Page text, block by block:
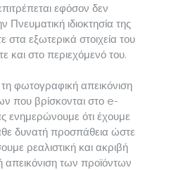
εφόσον δεν
Πνευματική ιδιοκτησία της
στα εξωτερικά στοιχεία του
και στο περιεχόμενό του.
φωτογραφική απεικόνιση
που βρίσκονται στο e-
ενημερώνουμε ότι έχουμε
δυνατή προσπάθεια ώστε
ρεαλιστική και ακριβή
των προϊόντων